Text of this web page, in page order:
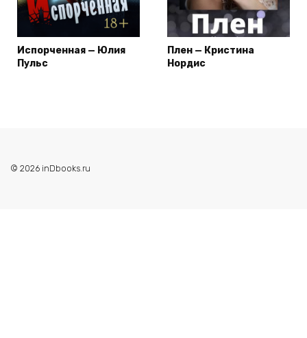
Испорченная — Юлия
Пульс
Плен — Кристина
Нордис
© 2026 inDbooks.ru